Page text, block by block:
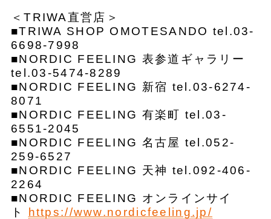
＜TRIWA直営店＞
■TRIWA SHOP OMOTESANDO tel.03-
6698-7998
■NORDIC FEELING 表参道ギャラリー
tel.03-5474-8289
■NORDIC FEELING 新宿 tel.03-6274-
8071
■NORDIC FEELING 有楽町 tel.03-
6551-2045
■NORDIC FEELING 名古屋 tel.052-
259-6527
■NORDIC FEELING 天神 tel.092-406-
2264
■NORDIC FEELING オンラインサイ
ト https://www.nordicfeeling.jp/